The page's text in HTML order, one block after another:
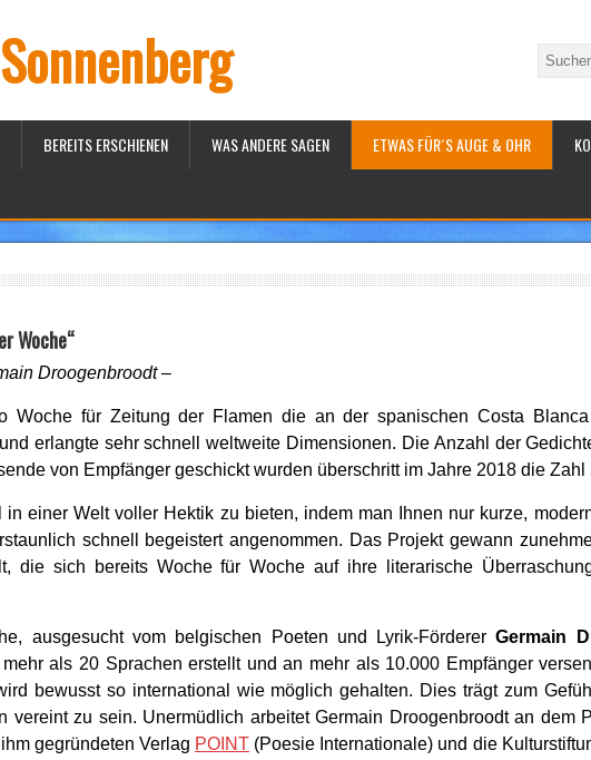
BEREITS ERSCHIENEN WAS ANDERE SAGEN ETWAS FÜR´S AUGE & OHR
Woche“
Droogenbroodt –
Woche für Zeitung der Flamen die an der spanischen Costa Blanca
erlangte sehr schnell weltweite Dimensionen. Die Anzahl der
von Empfänger geschickt wurden überschritt im Jahre 2018 die Zahl
einer Welt voller Hektik zu bieten, indem man Ihnen nur kurze,
schnell begeistert angenommen. Das Projekt gewann
die sich bereits Woche für Woche auf ihre literarische
ausgesucht vom belgischen Poeten und Lyrik-FördererGermain
als 20 Sprachen erstellt und an mehr als 10.000 Empfänger
bewusst so international wie möglich gehalten. Dies trägt zum
vereint zu sein. Unermüdlich arbeitet Germain Droogenbroodt an dem
gegründeten Verlag POINT (Poesie Internationale) und die